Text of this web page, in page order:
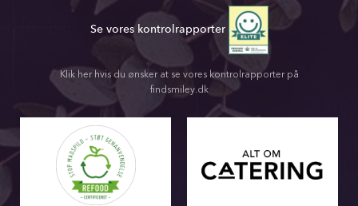
Se vores kontrolrapporter
Klik her hvis du ønsker at se vores kontrolrapporter på
findsmiley.dk